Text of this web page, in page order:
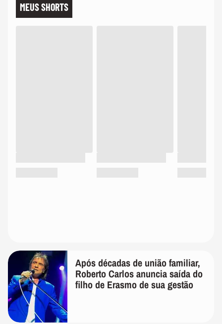
MEUS SHORTS
Após décadas de união familiar,
Roberto Carlos anuncia saída do
filho de Erasmo de sua gestão